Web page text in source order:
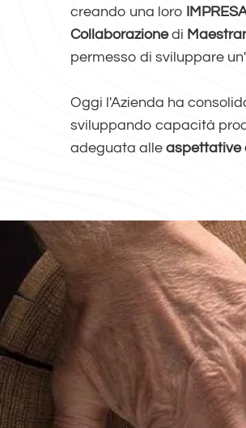
creando una loro
Collaborazionedi
permesso di sviluppare
Oggi l'Azienda ha
sviluppando capacità
adeguata alle aspettative